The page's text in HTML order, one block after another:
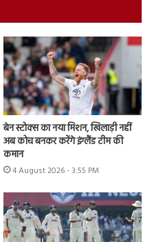
बेन स्टोक्स का नया मिशन, खिलाड़ी नहीं
अब कोच बनकर करेंगे इंग्लैंड टीम की
कमान
4 August 2026 - 3:55 PM